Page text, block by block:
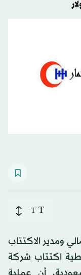
T
T
ومدير الاكتتاب
اكتتاب شركة